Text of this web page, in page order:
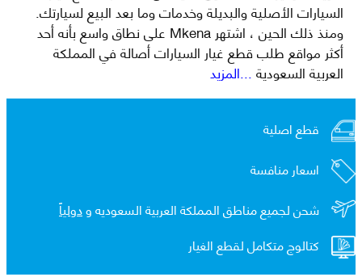
السيارات الأصلية والبديلة وخدمات وما بعد البيع لسيارتك.
ومنذ ذلك الحين ، اشتهر Mkena على نطاق واسع بأنه أحد
أكثر مواقع طلب قطع غيار السيارات أصالة في المملكة
العربية السعودية...المزيد
قطع اصلية
اسعار منافسة
شحن لجميع مناطق المملكة العربية السعوديه ودولياً
كتالوج متكامل لقطع الغيار